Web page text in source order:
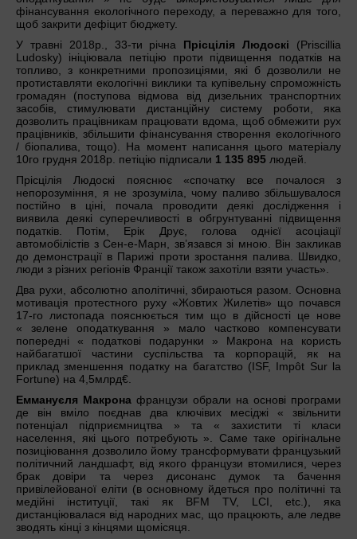
фінансування екологічного переходу, а переважно для того,
щоб закрити дефіцит бюджету.
У травні 2018р., 33-ти річна Прісцілія Людоскі (Priscillia
Ludosky) ініціювала петіцію проти підвищення податків на
топливо, з конкретними пропозиціями, які б дозволили не
протиставляти екологічні виклики та купівельну спроможність
громадян (поступова відмова від дизельних транспортних
засобів, стимулювати дистанційну систему роботи, яка
дозволить працівникам працювати вдома, щоб обмежити рух
працівників, збільшити фінансування створення екологічного
/ біопалива, тощо). На момент написання цього матеріалу
10го грудня 2018р. петіцію підписали 1 135 895 людей.
Прісцілія Людоскі пояснює «спочатку все почалося з
непорозуміння, я не зрозуміла, чому паливо збільшувалося
постійно в ціні, почала проводити деякі дослідження і
виявила деякі суперечливості в обгрунтуванні підвищення
податків. Потім, Ерік Друє, голова однієї асоціації
автомобілістів з Сен-е-Марн, зв’язався зі мною. Він закликав
до демонстрації в Парижі проти зростання палива. Швидко,
люди з різних регіонів Франції також захотіли взяти участь».
Два рухи, абсолютно аполітичні, збираються разом. Oсновна
мотивація протестного руху «Жовтих Жилетів» що почався
17-го листопада пояснюється тим що в дійсності цe новe
« зелене оподаткування » малo частково компенсувати
попередні « податкові подарунки » Макрона на користь
найбагатшої частини суспільства та корпорацій, як на
приклад зменшення податку на багатство (ISF, Impôt Sur la
Fortune) на 4,5млрд€.
Еммануєля Макрона французи обрали на основі програми
де він вміло поєднав два ключівих месіджі « звільнити
потенціал підприємництва » та « захистити ті класи
населення, які цього потребують ». Саме таке орігінальне
позиціювання дозволило йому трансформувати французький
політичний ландшафт, від якого французи втомилися, через
брак довіри та через дисонанс думок та бачення
привілейованої еліти (в основному йдеться про політичні та
медійні інституції, такі як BFM TV, LCI, etc.), яка
дистанціювалася від народних мас, що працюють, але ледве
зводять кінці з кінцями щомісяця.